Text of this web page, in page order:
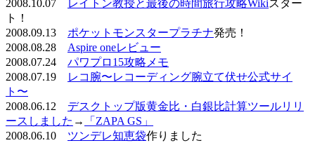
2008.10.07
レイトン教授と最後の時間旅行攻略Wikiスター
ト！
2008.09.13 ポケットモンスタープラチナ発売！
2008.08.28 Aspire oneレビュー
2008.07.24 パワプロ15攻略メモ
2008.07.19
レコ腕〜レコーディング腕立て伏せ公式サイ
ト〜
2008.06.12 デスクトップ版黄金比・白銀比計算ツールリリ
ースしました →
「ZAPA GS」
2008.06.10 ツンデレ知恵袋作りました